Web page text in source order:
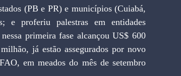
(PB e PR) e municípios (Cuiabá,
e proferiu palestras em entidades
primeira fase alcançou US$ 600
já estão assegurados por novo
em meados do mês de setembro